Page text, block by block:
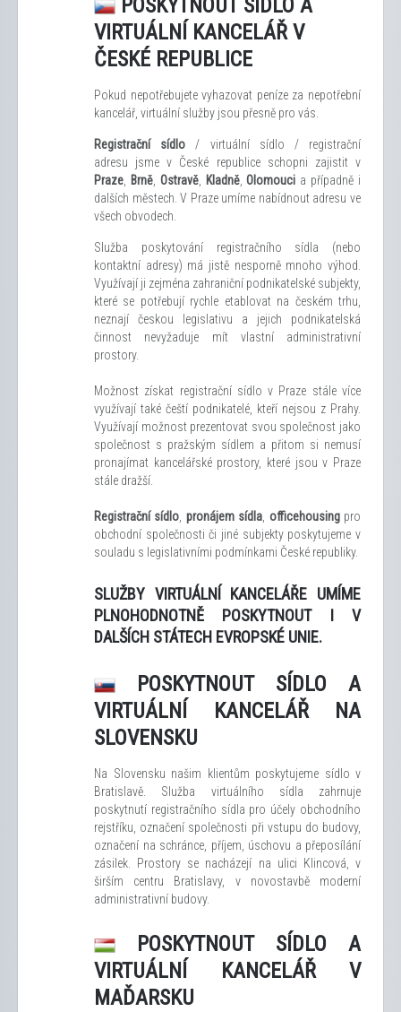
POSKYTNOUT SÍDLO A
VIRTUÁLNÍ KANCELÁŘ V
ČESKÉ REPUBLICE
Pokud nepotřebujete vyhazovat peníze za nepotřební
kancelář, virtuální služby jsou přesně pro vás.
Registrační sídlo / virtuální sídlo / registrační
adresu jsme v České republice schopni zajistit v
Praze
Brně, Ostravě, Kladně,Olomouci a případně i
dalších městech. V Praze umíme nabídnout adresu ve
všech obvodech.
Služba poskytování registračního sídla (nebo
kontaktní adresy) má jistě nesporně mnoho výhod.
Využívají ji zejména zahraniční podnikatelské subjekty,
které se potřebují rychle etablovat na českém trhu,
neznají českou legislativu a jejich podnikatelská
činnost nevyžaduje mít vlastní administrativní
prostory.
Možnost získat registrační sídlo v Praze stále více
využívají také čeští podnikatelé, kteří nejsou z Prahy.
Využívají možnost prezentovat svou společnost jako
společnost s pražským sídlem a přitom si nemusí
pronajímat kancelářské prostory, které jsou v Praze
stále dražší.
Registrační sídlo pronájem sídla officehousingpro
obchodní společnosti či jiné subjekty poskytujeme v
souladu s legislativními podmínkami České republiky.
SLUŽBY VIRTUÁLNÍ KANCELÁŘE UMÍME
PLNOHODNOTNĚ POSKYTNOUT I V
DALŠÍCH STÁTECH EVROPSKÉ UNIE.
POSKYTNOUT SÍDLO A
VIRTUÁLNÍ KANCELÁŘ NA
SLOVENSKU
Na Slovensku našim klientům poskytujeme sídlo v
Bratislavě. Služba virtuálního sídla zahrnuje
poskytnutí registračního sídla pro účely obchodního
rejstříku, označení společnosti při vstupu do budovy,
označení na schránce, příjem, úschovu a přeposílání
zásilek. Prostory se nacházejí na ulici Klincová, v
širším centru Bratislavy, v novostavbě moderní
administrativní budovy.
POSKYTNOUT SÍDLO A
VIRTUÁLNÍ KANCELÁŘ V
MAĎARSKU